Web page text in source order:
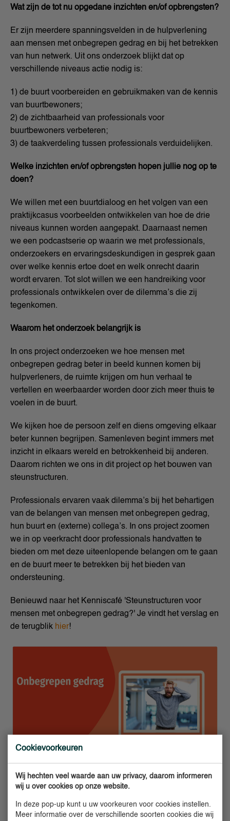
Cookievoorkeuren
Wij hechten veel waarde aan uw privacy, daarom informeren
wij u over cookies op onze website.
In deze pop-up kunt u uw voorkeuren voor cookies instellen.
Meer informatie over de verschillende soorten cookies die wij
Wat zijn de tot nu opgedane inzichten en/of opbrengsten?
Er zijn meerdere spanningsvelden in de hulpverlening
aan mensen met onbegrepen gedrag en bij het betrekken
van hun netwerk. Uit ons onderzoek blijkt dat op
verschillende niveaus actie nodig is:
1) de buurt voorbereiden en gebruikmaken van de kennis
van buurtbewoners;
2) de zichtbaarheid van professionals voor
buurtbewoners verbeteren;
3) de taakverdeling tussen professionals verduidelijken.
Welke inzichten en/of opbrengsten hopen jullie nog op te
doen?
We willen met een buurtdialoog en het volgen van een
praktijkcasus voorbeelden ontwikkelen van hoe de drie
niveaus kunnen worden aangepakt. Daarnaast nemen
we een podcastserie op waarin we met professionals,
onderzoekers en ervaringsdeskundigen in gesprek gaan
over welke kennis ertoe doet en welk onrecht daarin
wordt ervaren. Tot slot willen we een handreiking voor
professionals ontwikkelen over de dilemma’s die zij
tegenkomen.
Waarom het onderzoek belangrijk is
In ons project onderzoeken we hoe mensen met
onbegrepen gedrag beter in beeld kunnen komen bij
hulpverleners, de ruimte krijgen om hun verhaal te
vertellen en weerbaarder worden door zich meer thuis te
voelen in de buurt.
We kijken hoe de persoon zelf en diens omgeving elkaar
beter kunnen begrijpen. Samenleven begint immers met
inzicht in elkaars wereld en betrokkenheid bij anderen.
Daarom richten we ons in dit project op het bouwen van
steunstructuren.
Professionals ervaren vaak dilemma’s bij het behartigen
van de belangen van mensen met onbegrepen gedrag,
hun buurt en (externe) collega’s. In ons project zoomen
we in op veerkracht door professionals handvatten te
bieden om met deze uiteenlopende belangen om te gaan
en de buurt meer te betrekken bij het bieden van
ondersteuning.
Benieuwd naar het Kenniscafé 'Steunstructuren voor
mensen met onbegrepen gedrag?' Je vindt het verslag en
de terugblik hier!